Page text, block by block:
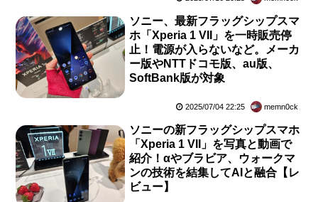
ソニー、最新フラッグシップスマ
ホ「Xperia 1 VII」を一時販売停
止！電源が入らないなど。メーカ
ー版やNTTドコモ版、au版、
SoftBank版が対象
2025/07/04 22:25 memn0ck
ソニーの新フラッグシップスマホ
「Xperia 1 VII」を写真と動画で
紹介！αやブラビア、ウォークマ
ンの技術を結集してAIと融合【レ
ビュー】